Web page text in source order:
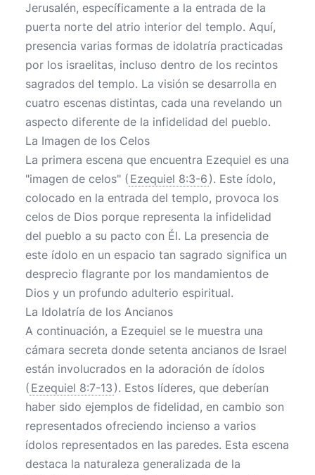
Jerusalén, específicamente a la entrada de la
puerta norte del atrio interior del templo. Aquí,
presencia varias formas de idolatría practicadas
por los israelitas, incluso dentro de los recintos
sagrados del templo. La visión se desarrolla en
cuatro escenas distintas, cada una revelando un
aspecto diferente de la infidelidad del pueblo.
La Imagen de los Celos
La primera escena que encuentra Ezequiel es una
"imagen de celos" ( Ezequiel 8:3-6 ). Este ídolo,
colocado en la entrada del templo, provoca los
celos de Dios porque representa la infidelidad
del pueblo a su pacto con Él. La presencia de
este ídolo en un espacio tan sagrado significa un
desprecio flagrante por los mandamientos de
Dios y un profundo adulterio espiritual.
La Idolatría de los Ancianos
A continuación, a Ezequiel se le muestra una
cámara secreta donde setenta ancianos de Israel
están involucrados en la adoración de ídolos
( Ezequiel 8:7-13 ). Estos líderes, que deberían
haber sido ejemplos de fidelidad, en cambio son
representados ofreciendo incienso a varios
ídolos representados en las paredes. Esta escena
destaca la naturaleza generalizada de la